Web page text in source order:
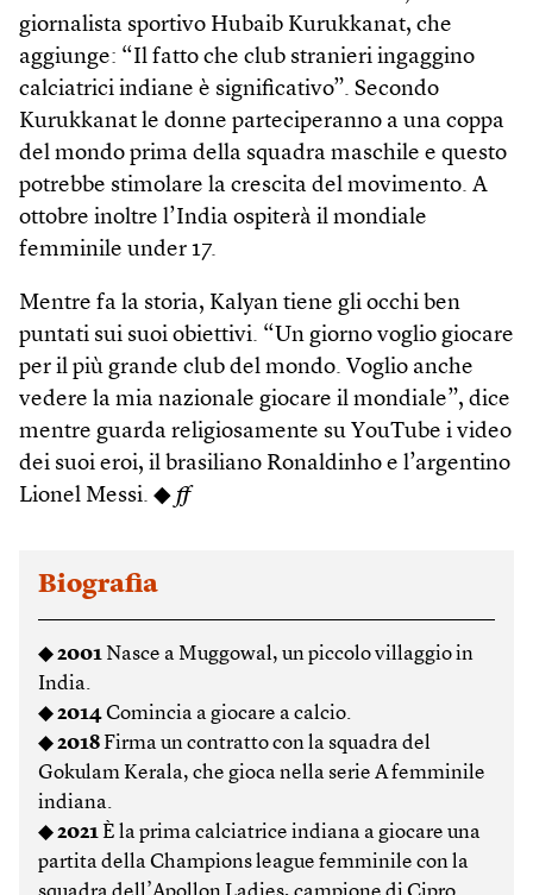
giornalista sportivo Hubaib Kurukkanat, che
aggiunge: “Il fatto che club stranieri ingaggino
calciatrici indiane è significativo”. Secondo
Kurukkanat le donne parteciperanno a una coppa
del mondo prima della squadra maschile e questo
potrebbe stimolare la crescita del movimento. A
ottobre inoltre l’India ospiterà il mondiale
femminile under 17.
Mentre fa la storia, Kalyan tiene gli occhi ben
puntati sui suoi obiettivi. “Un giorno voglio giocare
per il più grande club del mondo. Voglio anche
vedere la mia nazionale giocare il mondiale”, dice
mentre guarda religiosamente su YouTube i video
dei suoi eroi, il brasiliano Ronaldinho e l’argentino
Lionel Messi. ◆ ff
Biografia
◆2001 Nasce a Muggowal, un piccolo villaggio in
India.
◆2014Comincia a giocare a calcio.
◆2018Firma un contratto con la squadra del
Gokulam Kerala, che gioca nella serie A femminile
indiana.
◆2021È la prima calciatrice indiana a giocare una
partita della Champions league femminile con la